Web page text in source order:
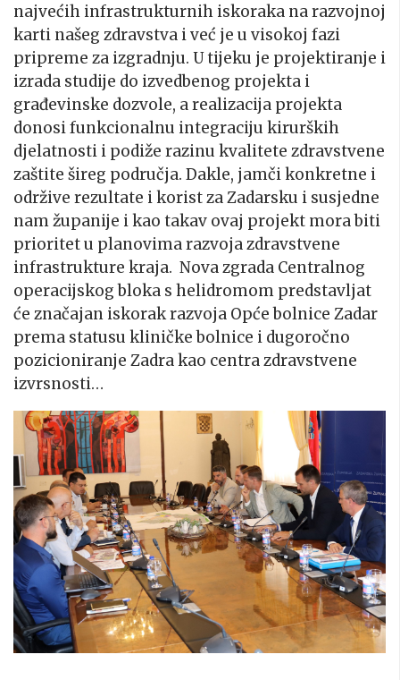
najvećih infrastrukturnih iskoraka na razvojnoj
karti našeg zdravstva i već je u visokoj fazi
pripreme za izgradnju. U tijeku je projektiranje i
izrada studije do izvedbenog projekta i
građevinske dozvole, a realizacija projekta
donosi funkcionalnu integraciju kirurških
djelatnosti i podiže razinu kvalitete zdravstvene
zaštite šireg područja. Dakle, jamči konkretne i
održive rezultate i korist za Zadarsku i susjedne
nam županije i kao takav ovaj projekt mora biti
prioritet u planovima razvoja zdravstvene
infrastrukture kraja. Nova zgrada Centralnog
operacijskog bloka s helidromom predstavljat
će značajan iskorak razvoja Opće bolnice Zadar
prema statusu kliničke bolnice i dugoročno
pozicioniranje Zadra kao centra zdravstvene
izvrsnosti…